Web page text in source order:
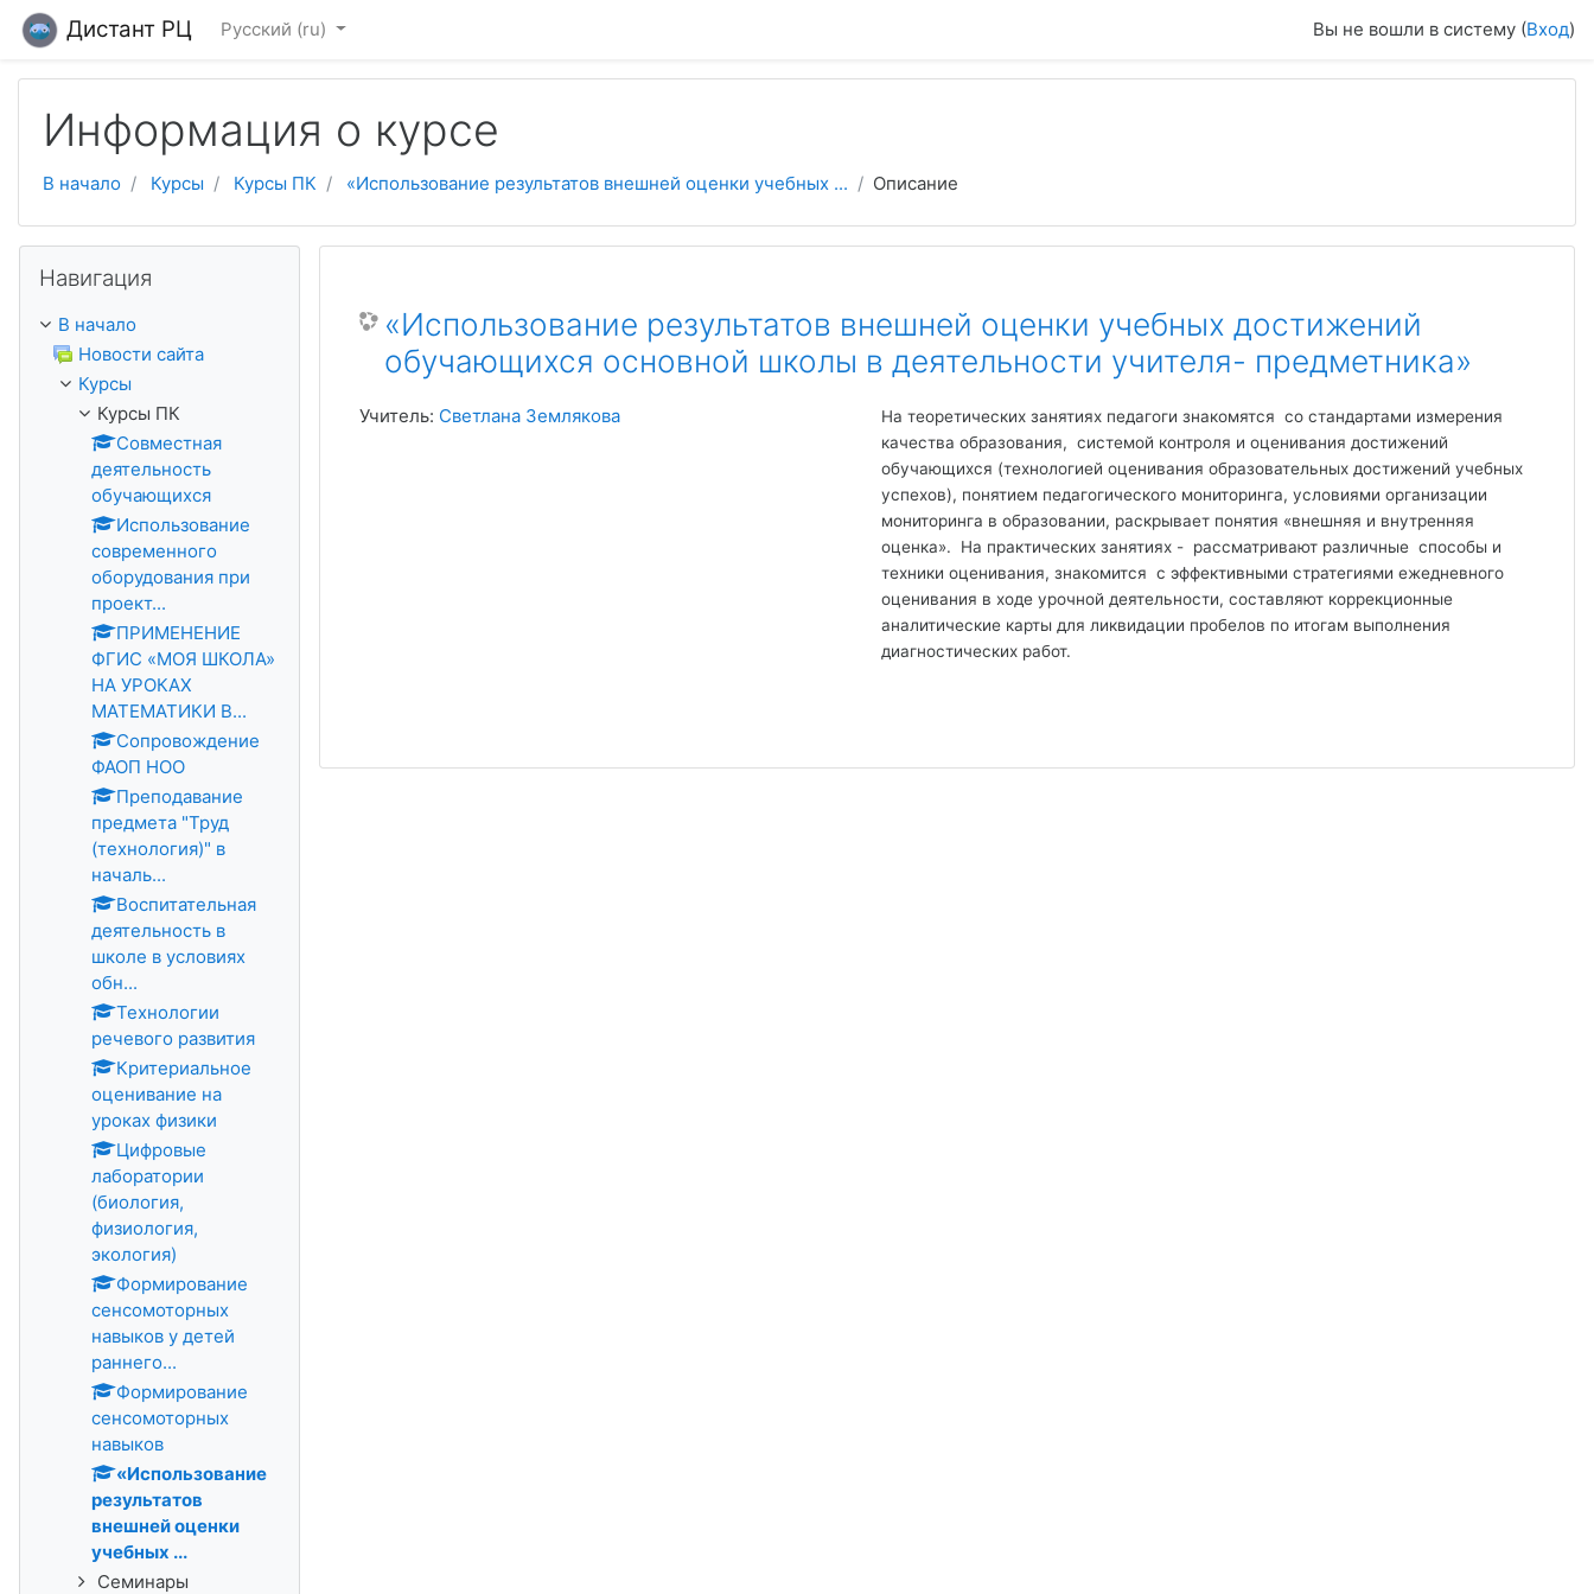
Перейти к основному содержанию
Дистант РЦ Русский ‎(ru)‎ Вы не вошли в систему (Вход)
Информация о курсе
В начало Курсы Курсы ПК «Использование результатов внешней оценки учебных ... Описание
«Использование результатов внешней оценки учебных достижений
обучающихся основной школы в деятельности учителя- предметника»
На теоретических занятиях педагоги знакомятся со стандартами измерения
качества образования, системой контроля и оценивания достижений
обучающихся (технологией оценивания образовательных достижений учебных
успехов), понятием педагогического мониторинга, условиями организации
мониторинга в образовании, раскрывает понятия «внешняя и внутренняя
оценка». На практических занятиях - рассматривают различные способы и
техники оценивания, знакомится с эффективными стратегиями ежедневного
оценивания в ходе урочной деятельности, составляют коррекционные
аналитические карты для ликвидации пробелов по итогам выполнения
диагностических работ.
Учитель: Светлана Землякова
Навигация
В начало
Новости сайта
Курсы
Курсы ПК
Совместная
деятельность
обучающихся
Использование
современного
оборудования при
проект...
ПРИМЕНЕНИЕ
ФГИС «МОЯ ШКОЛА»
НА УРОКАХ
МАТЕМАТИКИ В...
Сопровождение
ФАОП НОО
Преподавание
предмета "Труд
(технология)" в
началь...
Воспитательная
деятельность в
школе в условиях
обн...
Технологии
речевого развития
Критериальное
оценивание на
уроках физики
Цифровые
лаборатории
(биология,
физиология,
экология)
Формирование
сенсомоторных
навыков у детей
раннего...
Формирование
сенсомоторных
навыков
«Использование
результатов
внешней оценки
учебных ...
Семинары